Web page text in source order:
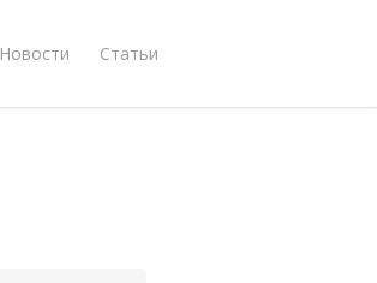
Новости Статьи